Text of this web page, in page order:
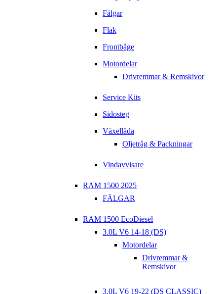
Fälgar
Flak
Frontbåge
Motordelar
Drivremmar & Remskivor
Service Kits
Sidosteg
Växellåda
Oljetråg & Packningar
Vindavvisare
RAM 1500 2025
FÄLGAR
RAM 1500 EcoDiesel
3.0L V6 14-18 (DS)
Motordelar
Drivremmar &
Remskivor
3.0L V6 19-22 (DS CLASSIC)